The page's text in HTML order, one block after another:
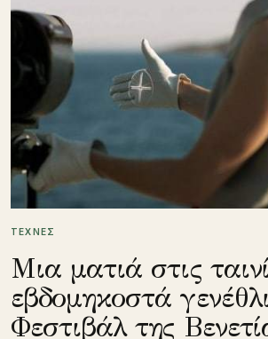
ΤΕΧΝΕΣ
Μια ματιά στις
εβδομηκοστά
Φεστιβάλ της